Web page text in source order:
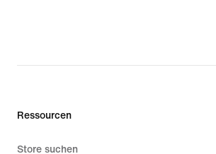
Ressourcen
Store suchen